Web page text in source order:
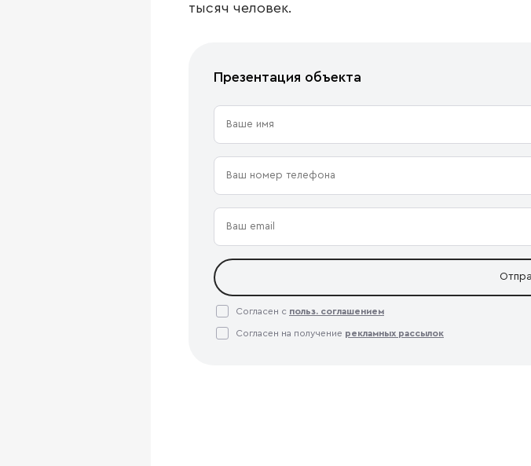
тысяч человек.
Презентация объекта
Согласен с польз. соглашением
Согласен на получение рекламных рассылок